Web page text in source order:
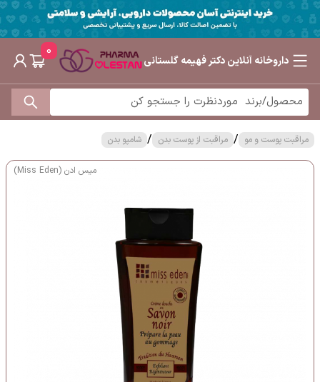
داروخانه آنلاین دکتر فهیمه گلستانی
0
مراقبت پوست و مو / مراقبت از پوست بدن / شامپو بدن
میس ادن (Miss Eden)